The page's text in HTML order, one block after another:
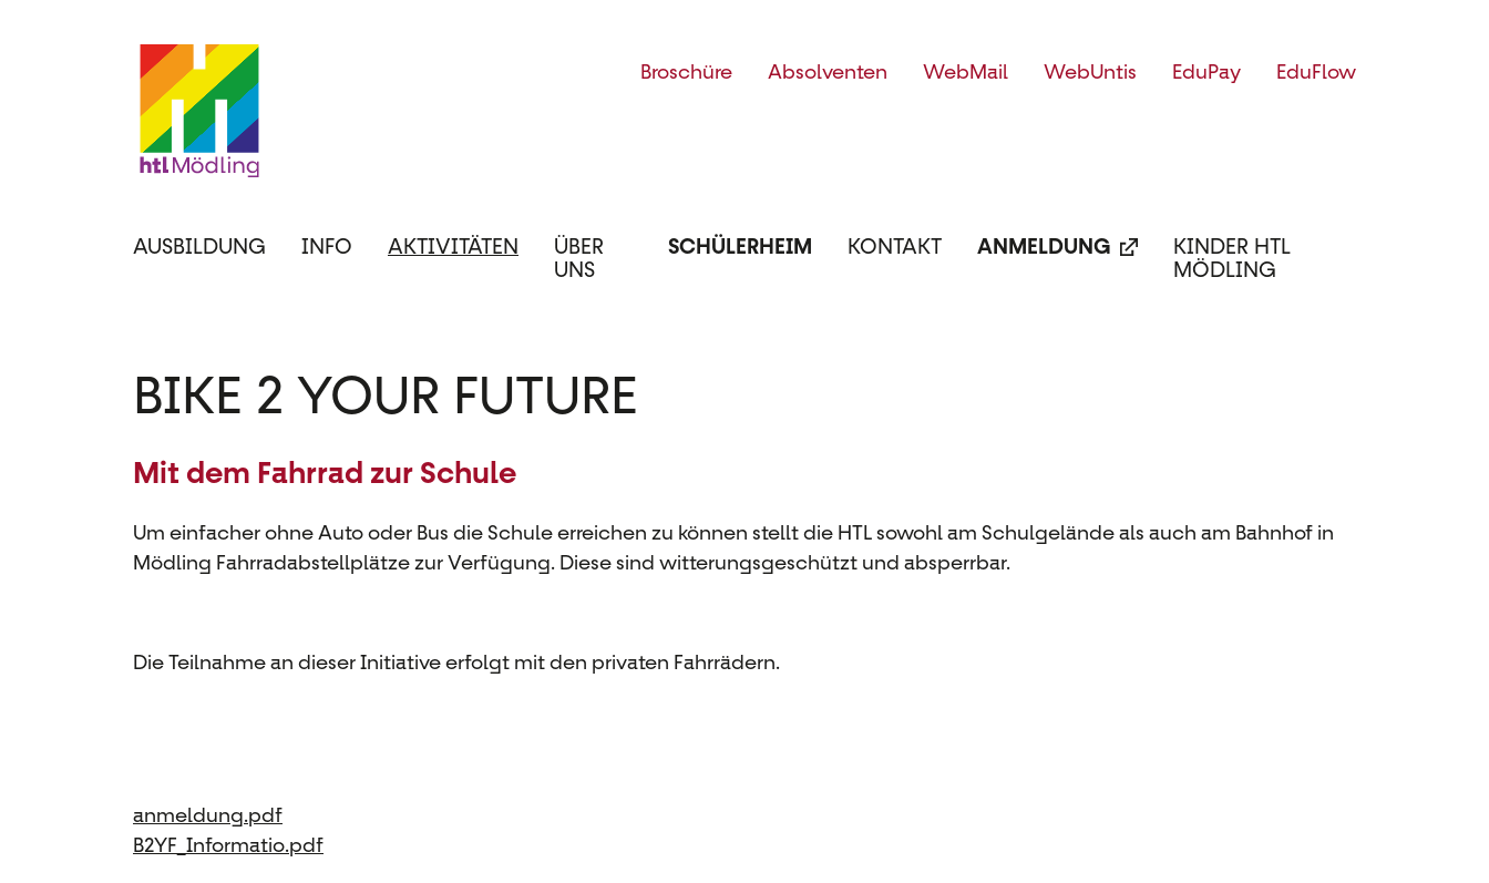
Top
Broschüre Absolventen WebMail WebUntis EduPay EduFlow
Hauptnavigation
AUSBILDUNG INFO AKTIVITÄTEN
ÜBER
UNS
SCHÜLERHEIM KONTAKT ANMELDUNG
KINDER HTL
MÖDLING
BIKE 2 YOUR FUTURE
Mit dem Fahrrad zur Schule
Um einfacher ohne Auto oder Bus die Schule erreichen zu können stellt die HTL sowohl am Schulgelände als auch am Bahnhof in
Mödling Fahrradabstellplätze zur Verfügung. Diese sind witterungsgeschützt und absperrbar.
Die Teilnahme an dieser Initiative erfolgt mit den privaten Fahrrädern.
anmeldung.pdf
B2YF_Informatio.pdf